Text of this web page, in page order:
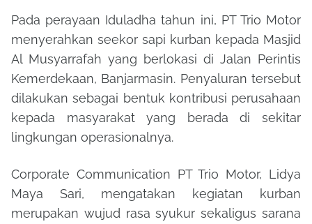
Pada perayaan Iduladha tahun ini, PT Trio Motor
menyerahkan seekor sapi kurban kepada Masjid
Al Musyarrafah yang berlokasi di Jalan Perintis
Kemerdekaan, Banjarmasin. Penyaluran tersebut
dilakukan sebagai bentuk kontribusi perusahaan
kepada masyarakat yang berada di sekitar
lingkungan operasionalnya.
Corporate Communication PT Trio Motor, Lidya
Maya Sari, mengatakan kegiatan kurban
merupakan wujud rasa syukur sekaligus sarana